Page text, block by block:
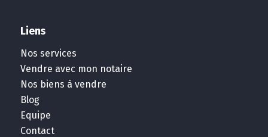
Liens
Nos services
Vendre avec mon notaire
Nos biens à vendre
Blog
Equipe
Contact